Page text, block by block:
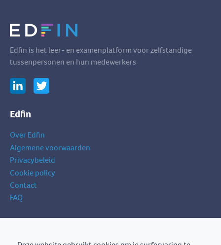
Edfin is het leer- en examenplatform voor zelfstandige
tussenpersonen en hun medewerkers
Edfin
Over Edfin
Algemene voorwaarden
Privacybeleid
Cookie policy
Contact
FAQ
Schrijf je in op onze nieuwsbrief